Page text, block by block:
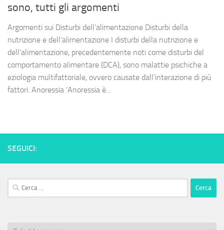
sono, tutti gli argomenti
Argomenti sui Disturbi dell’alimentazione Disturbi della
nutrizione e dell’alimentazione I disturbi della nutrizione e
dell’alimentazione, precedentemente noti come disturbi del
comportamento alimentare (DCA), sono malattie psichiche a
eziologia multifattoriale, ovvero causate dall’interazione di più
fattori. Anoressia ‘Anoressia è...
SEGUICI:
Ricerca
per: